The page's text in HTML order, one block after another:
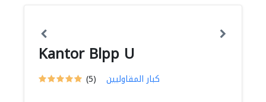
Kantor Blpp U
(5) كبار المقاوليين